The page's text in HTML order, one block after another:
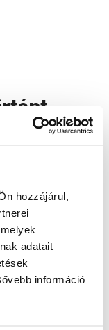
hozzájárul,
adatait
információ